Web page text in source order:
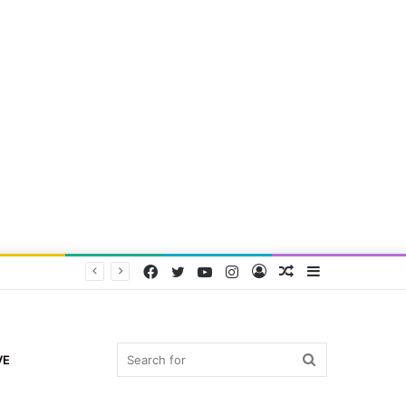
Random
Log
Instagram
YouTube
Twitter
Facebook